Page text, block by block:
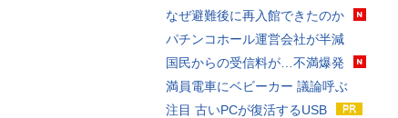
なぜ避難後に再入館できたのか
パチンコホール運営会社が半減
国民からの受信料が…不満爆発
満員電車にベビーカー 議論呼ぶ
注目 古いPCが復活するUSB